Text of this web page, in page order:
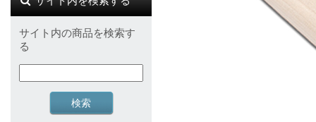
サイト内の商品を検索す
る